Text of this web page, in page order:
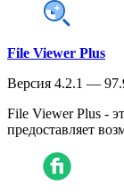
File Viewer Plus
Версия 4.2.1 —
File Viewer Plus -
предоставляет